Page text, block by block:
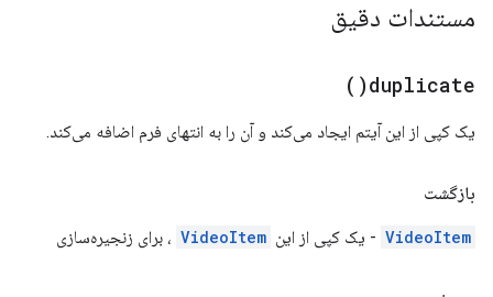
مستندات دقیق
duplicate(
)
یک کپی از این آیتم ایجاد می‌کند و آن را به انتهای فرم اضافه می‌کند.
بازگشت
VideoItem - یک کپی از این VideoItem ، برای زنجیره‌سازی